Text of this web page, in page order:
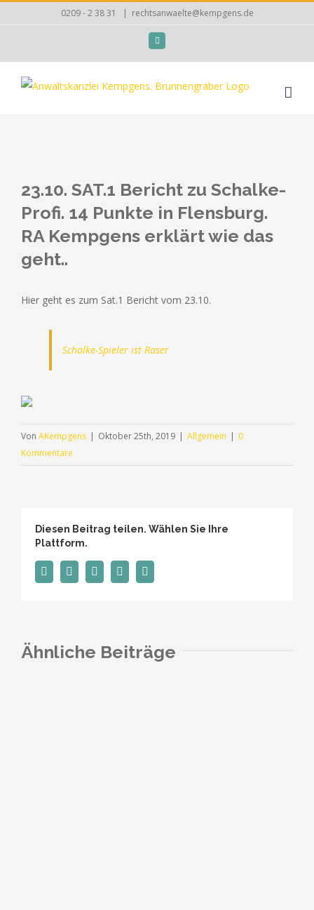
Inhalt
0209 - 2 38 31 | rechtsanwaelte@kempgens.de
Facebook
grösseres
Bild
23.10. SAT.1 Bericht zu Schalke-
Profi. 14 Punkte in Flensburg.
RA Kempgens erklärt wie das
geht..
Hier geht es zum Sat.1 Bericht vom 23.10.
Schalke-Spieler ist Raser
Von AKempgens | Oktober 25th, 2019 | Allgemein | 0
Kommentare
Diesen Beitrag teilen. Wählen Sie Ihre
Plattform.
FacebookTwitter Tumblr Pinterest
Mail
Ähnliche Beiträge